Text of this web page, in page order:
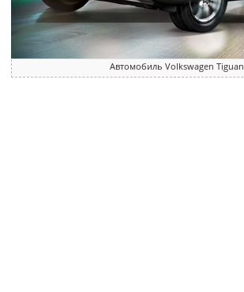
Автомобиль Volkswagen Tiguan